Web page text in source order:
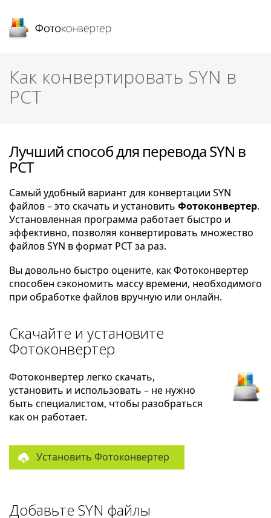
Как конвертировать SYN в
PCT
Лучший способ для перевода SYN в
PCT
Самый удобный вариант для конвертации SYN
файлов – это скачать и установить Фотоконвертер.
Установленная программа работает быстро и
эффективно, позволяя конвертировать множество
файлов SYN в формат PCT за раз.
Вы довольно быстро оцените, как Фотоконвертер
способен сэкономить массу времени, необходимого
при обработке файлов вручную или онлайн.
Скачайте и установите
Фотоконвертер
Фотоконвертер легко скачать,
установить и использовать – не нужно
быть специалистом, чтобы разобраться
как он работает.
Установить Фотоконвертер
Добавьте SYN файлы